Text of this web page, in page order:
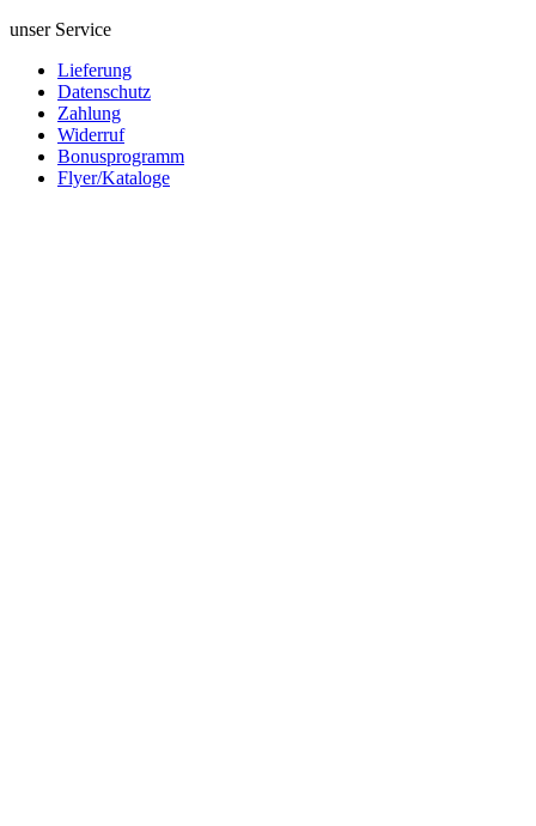
unser Service
Lieferung
Datenschutz
Zahlung
Widerruf
Bonusprogramm
Flyer/Kataloge